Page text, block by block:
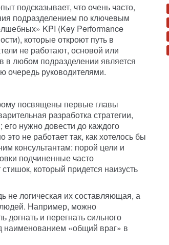
подсказывает, что очень часто,
подразделением по ключевым
KPI (Key Performance
которые откроют путь в
не работают, основой или
в любом подразделении является
очередь руководителями.
посвящены первые главы
разработка стратегии,
нужно довести до каждого
не работает так, как хотелось бы
консультантам: порой цели и
подчиненные часто
который придется наизусть
не логическая их составляющая, а
Например, можно
догнать и перегнать сильного
наименованием «общий враг» в